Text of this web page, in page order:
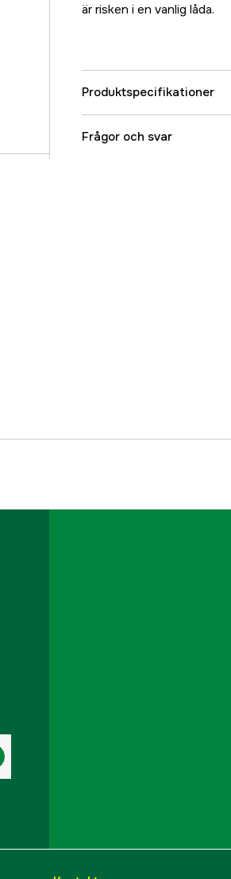
är risken i en vanlig låda.
Produktspecifikationer
Referensnummer
Frågor och svar